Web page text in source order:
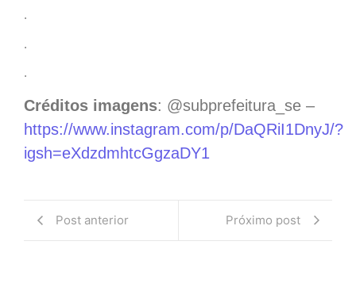
.
.
.
Créditos imagens: @subprefeitura_se –
https://www.instagram.com/p/DaQRiI1DnyJ/?
igsh=eXdzdmhtcGgzaDY1
Post anterior Próximo post